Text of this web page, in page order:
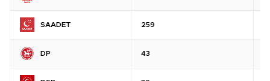
SAADET 259
DP 43